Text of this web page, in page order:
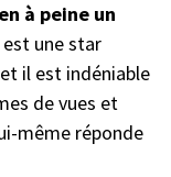
à peine un
une star
il est indéniable
de vues et
même réponde